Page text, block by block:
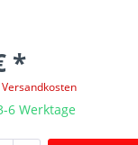
*
6 Werktage